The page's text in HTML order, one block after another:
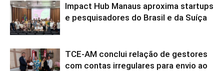
Impact Hub Manaus aproxima startups
e pesquisadores do Brasil e da Suíça
TCE-AM conclui relação de gestores
com contas irregulares para envio ao